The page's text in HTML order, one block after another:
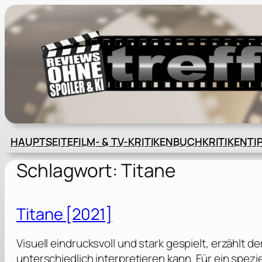
Zum
Inhalt
springen
HAUPTSEITEFILM- & TV-KRITIKENBUCHKRITIKEN
Schlagwort:Titane
Titane [2021]
Visuell eindrucksvoll und stark gespielt, erzählt
unterschiedlich interpretieren kann. Für ein